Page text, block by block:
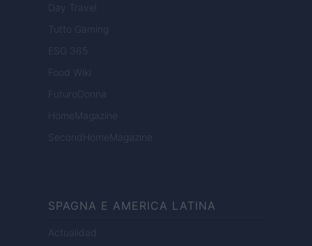
Day Travel
Tutto Gaming
ESG 365
Food Wiki
FuturoDonna
HomeMagazine
SecondHomeMagazine
SPAGNA E AMERICA LATINA
Actualidad